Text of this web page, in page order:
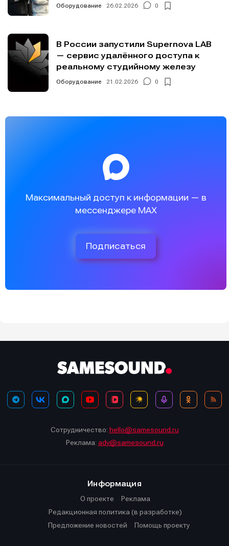
Оборудование 26.02.2026 0
В России запустили Supernova LAB
— сервис удалённого доступа к
реальному студийному железу
Оборудование 21.02.2026 0
Максимальный доступ к информации — в
мессенджере MAX
Подписаться
Сотрудничество: hello@samesound.ru
Реклама: adv@samesound.ru
Информация
О проекте
Реклама
Редакционная политика (в разработке)
Предложение новостей
Помощь проекту